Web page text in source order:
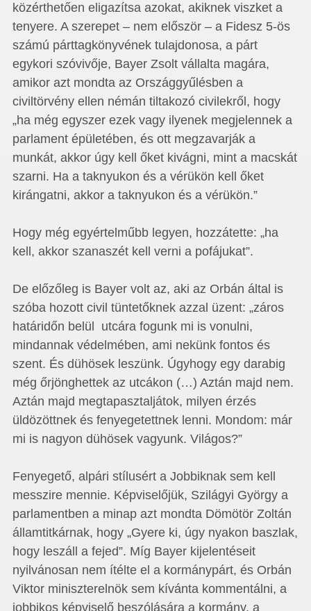
közérthetően eligazítsa azokat, akiknek viszket a
tenyere. A szerepet – nem először – a Fidesz 5-ös
számú párttagkönyvének tulajdonosa, a párt
egykori szóvivője, Bayer Zsolt vállalta magára,
amikor azt mondta az Országgyűlésben a
civiltörvény ellen némán tiltakozó civilekről, hogy
„ha még egyszer ezek vagy ilyenek megjelennek a
parlament épületében, és ott megzavarják a
munkát, akkor úgy kell őket kivágni, mint a macskát
szarni. Ha a taknyukon és a vérükön kell őket
kirángatni, akkor a taknyukon és a vérükön.”
Hogy még egyértelműbb legyen, hozzátette: „ha
kell, akkor szanaszét kell verni a pofájukat”.
De előzőleg is Bayer volt az, aki az Orbán által is
szóba hozott civil tüntetőknek azzal üzent: „záros
határidőn belül utcára fogunk mi is vonulni,
mindannak védelmében, ami nekünk fontos és
szent. És dühösek leszünk. Úgyhogy egy darabig
még őrjönghettek az utcákon (…) Aztán majd nem.
Aztán majd megtapasztaljátok, milyen érzés
üldözöttnek és fenyegetettnek lenni. Mondom: már
mi is nagyon dühösek vagyunk. Világos?”
Fenyegető, alpári stílusért a Jobbiknak sem kell
messzire mennie. Képviselőjük, Szilágyi György a
parlamentben a minap azt mondta Dömötör Zoltán
államtitkárnak, hogy „Gyere ki, úgy nyakon baszlak,
hogy leszáll a fejed”. Míg Bayer kijelentéseit
nyilvánosan nem ítélte el a kormánypárt, és Orbán
Viktor miniszterelnök sem kívánta kommentálni, a
jobbikos képviselő beszólására a kormány, a